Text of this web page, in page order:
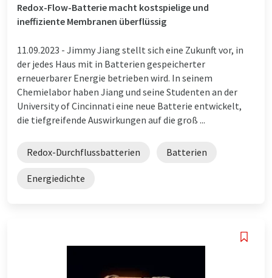
Redox-Flow-Batterie macht kostspielige und
ineffiziente Membranen überflüssig
11.09.2023 - Jimmy Jiang stellt sich eine Zukunft vor, in
der jedes Haus mit in Batterien gespeicherter
erneuerbarer Energie betrieben wird. In seinem
Chemielabor haben Jiang und seine Studenten an der
University of Cincinnati eine neue Batterie entwickelt,
die tiefgreifende Auswirkungen auf die groß ...
Redox-Durchflussbatterien Batterien
Energiedichte